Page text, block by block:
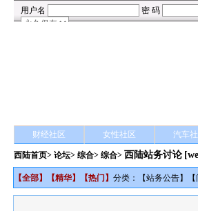
财经社区 女性社区 汽车
西陆首页>论坛>综合> 综合> 西陆站务讨论
【全部】【精华】【热门 】分类：【站务公告】【